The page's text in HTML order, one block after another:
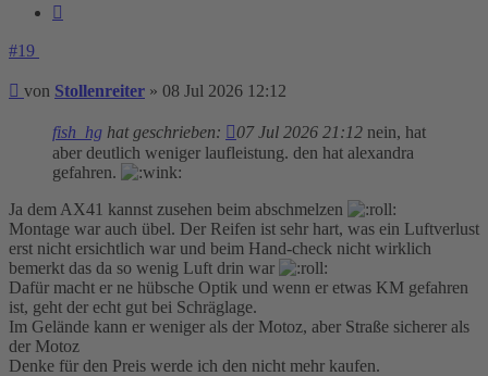
#19
Beitrag
von Stollenreiter » 08 Jul 2026 12:12
fish_hg hat geschrieben: 07 Jul 2026 21:12 nein, hat
aber deutlich weniger laufleistung. den hat alexandra
gefahren.
Ja dem AX41 kannst zusehen beim abschmelzen
Montage war auch übel. Der Reifen ist sehr hart, was ein Luftverlust
erst nicht ersichtlich war und beim Hand-check nicht wirklich
bemerkt das da so wenig Luft drin war
Dafür macht er ne hübsche Optik und wenn er etwas KM gefahren
ist, geht der echt gut bei Schräglage.
Im Gelände kann er weniger als der Motoz, aber Straße sicherer als
der Motoz
Denke für den Preis werde ich den nicht mehr kaufen.